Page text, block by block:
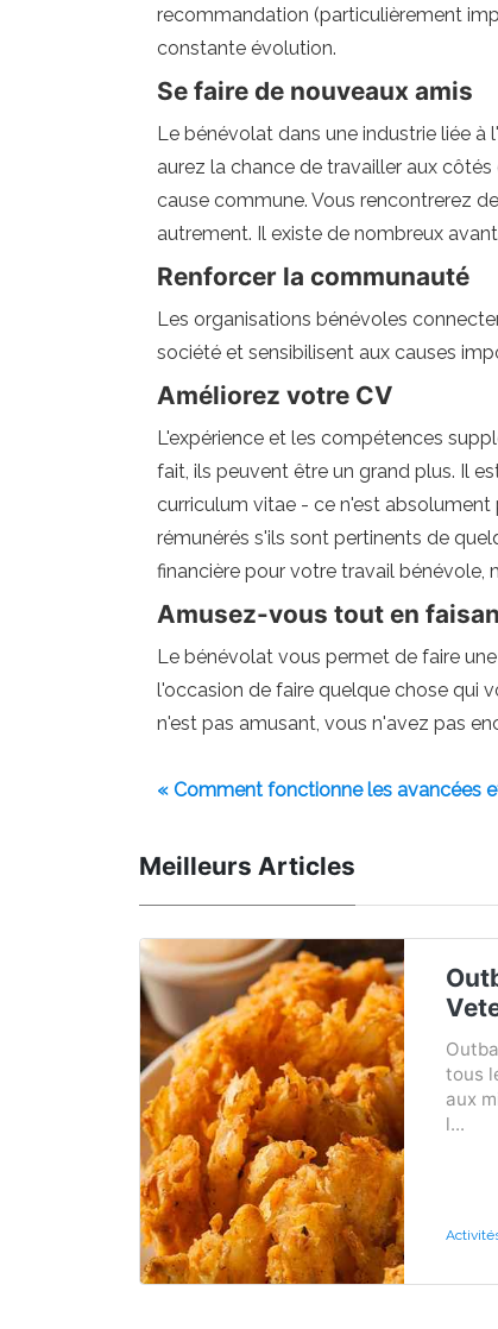
recommandation (particulièrement
constante évolution.
Se faire de nouveaux amis
Le bénévolat dans une industrie liée à
aurez la chance de travailler aux
cause commune. Vous rencontrerez
autrement. Il existe de nombreux
Renforcer la communauté
Les organisations bénévoles
société et sensibilisent aux causes
Améliorez votre CV
L'expérience et les compétences
fait, ils peuvent être un grand plus. Il
curriculum vitae - ce n'est
rémunérés s'ils sont pertinents de
financière pour votre travail bénévole,
Amusez-vous tout en
Le bénévolat vous permet de faire
l'occasion de faire quelque chose qui
n'est pas amusant, vous n'avez pas
« Comment fonctionne les avancées
Meilleurs Articles
tous
aux
l...